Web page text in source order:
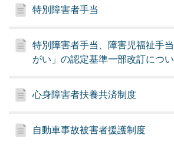
特別障害者手当
特別障害者手当、障害児福祉手
がい」の認定基準一部改訂につ
心身障害者扶養共済制度
自動車事故被害者援護制度